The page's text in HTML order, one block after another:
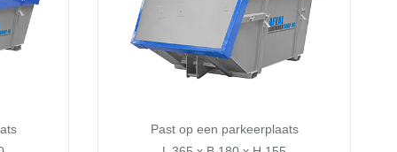
Past op een parkeerplaats